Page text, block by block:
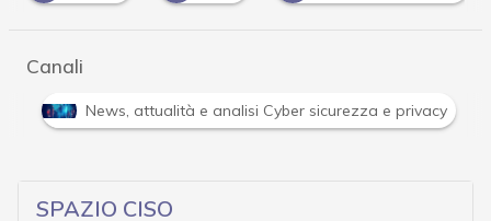
Canali
Attacchi hacker e Malware: le ultime news in tempo
SPAZIO CISO